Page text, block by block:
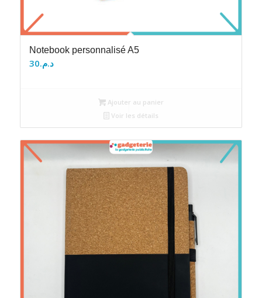
Notebook personnalisé A5
د.م.30
Ajouter au panier
Voir les détails